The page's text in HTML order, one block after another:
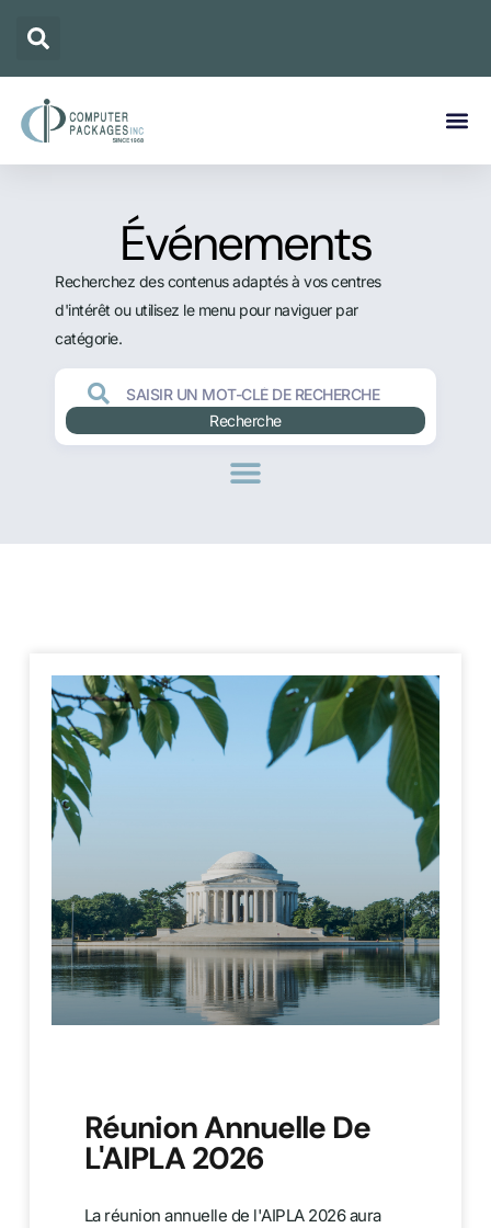
Événements
Recherchez des contenus adaptés à vos centres
d'intérêt ou utilisez le menu pour naviguer par
catégorie.
Recherche
Réunion Annuelle De
L'AIPLA 2026
La réunion annuelle de l'AIPLA 2026 aura